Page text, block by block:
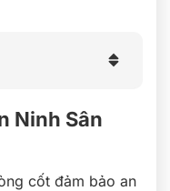
Ninh Sân
cốt đảm bảo an